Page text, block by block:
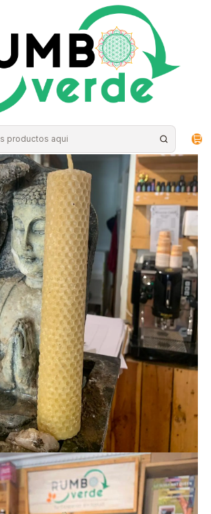
sobre los 59.990 en la provincia de Santiago
Aromaterapia y Bienestar